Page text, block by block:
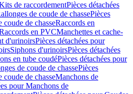
de raccordementPièces détachées
de coude de chassePièces
coude de chasseRaccords en
en PVCManchettes et cache-
d'urinoirsPièces détachées pour
Siphons d'urinoirsPièces détachées
en tube coudéPièces détachées pour
de coude de chassePièces
coude de chasseManchons de
pour Manchons de